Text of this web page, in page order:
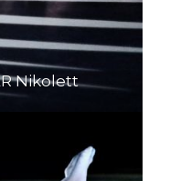
Nikolett